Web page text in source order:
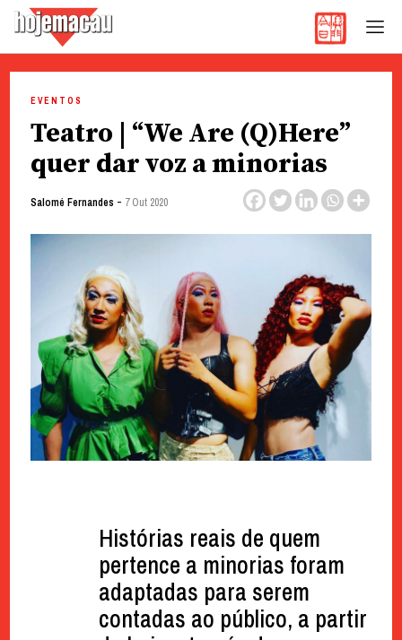
content
EVENTOS
Teatro | “We Are (Q)Here”
quer dar voz a minorias
Salomé Fernandes - 7 Out 2020
Histórias reais de quem
pertence a minorias foram
adaptadas para serem
contadas ao público, a partir